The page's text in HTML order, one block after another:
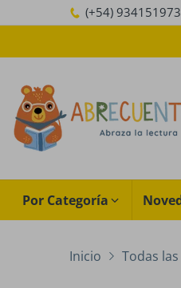
(+54)
Por Categoría
Inicio Todas